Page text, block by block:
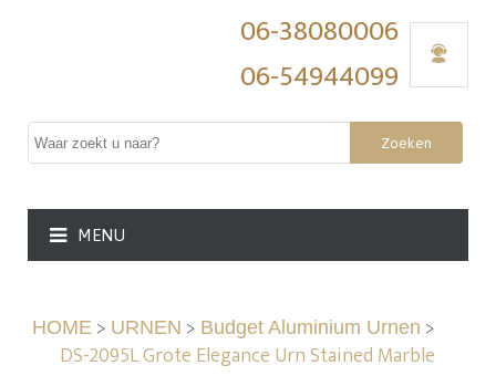
06-38080006
06-54944099
Zoeken
MENU
HOME> URNEN > Budget Aluminium Urnen >
DS-2095L Grote Elegance Urn Stained Marble